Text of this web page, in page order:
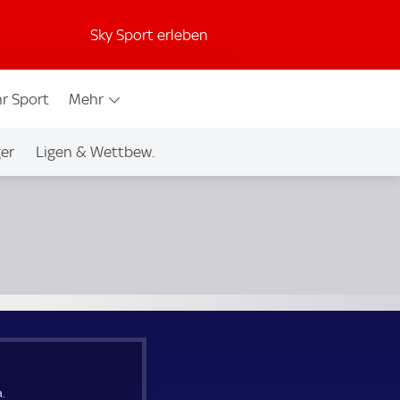
Sky Sport erleben
Sport Mehr
Ligen & Wettbew.